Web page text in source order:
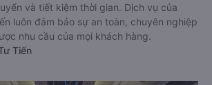
và tiết kiệm thời gian. Dịch vụ của
luôn đảm bảo sự an toàn, chuyên nghiệp
nhu cầu của mọi khách hàng.
Tiến